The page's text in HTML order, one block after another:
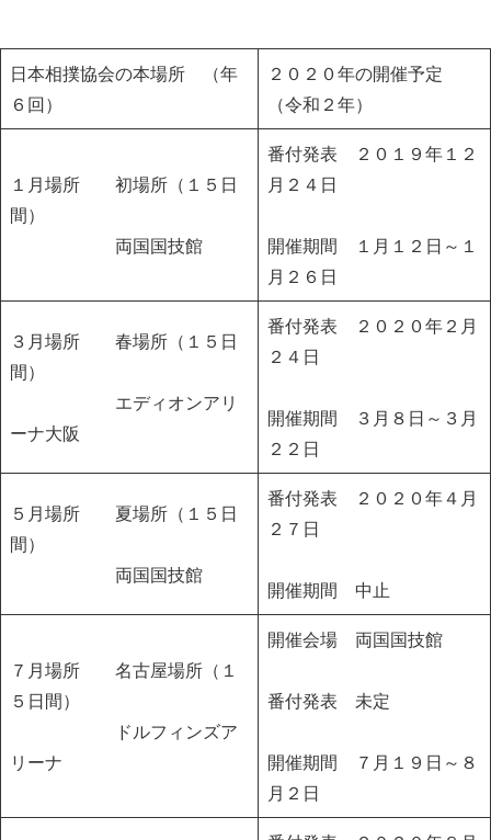
日本相撲協会の本場所
（年
６回）
２０２０年の開催予定
（令和２年）
１月場所 初場所（１５日
間）
両国国技館
番付発表 ２０１９年１２
月２４日
開催期間 １月１２日～１
月２６日
３月場所 春場所（１５日
間）
エディオンアリ
ーナ大阪
番付発表 ２０２０年２月
２４日
開催期間 ３月８日～３月
２２日
５月場所 夏場所（１５日
間）
両国国技館
番付発表 ２０２０年４月
２７日
開催期間 中止
７月場所 名古屋場所（１
５日間）
ドルフィンズア
リーナ
開催会場 両国国技館
番付発表 未定
開催期間
７月１９日～８
月２日